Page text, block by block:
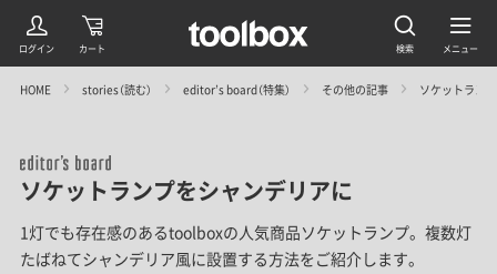
HOME stories（読む） editor’s board（特集） その他の記事 ソケットラン
ソケットランプをシャンデリアに
1灯でも存在感のあるtoolboxの人気商品ソケットランプ。複数灯
たばねてシャンデリア風に設置する方法をご紹介します。